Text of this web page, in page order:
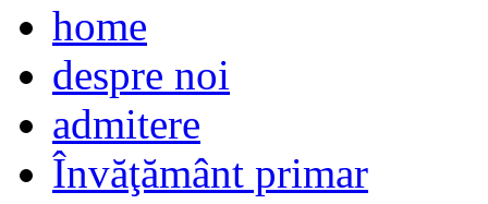
home
despre noi
admitere
Învăţământ primar